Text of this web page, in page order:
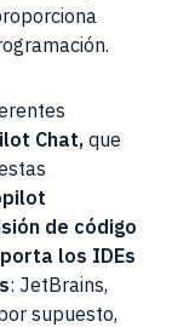
Chat, que
de código
los IDEs
: JetBrains,
supuesto,